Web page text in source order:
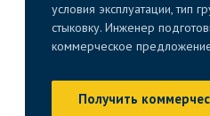
условия эксплуатации, тип
стыковку. Инженер
коммерческое
Получить